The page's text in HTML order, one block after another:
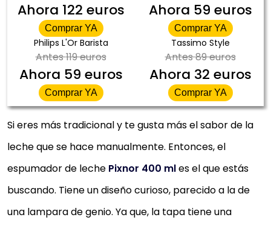
Ahora 122 euros
Comprar YA
Ahora 59 euros
Comprar YA
Philips L'Or Barista
Antes119 euros
Ahora 59 euros
Comprar YA
Tassimo Style
Antes89 euros
Ahora 32 euros
Comprar YA
Si eres más tradicional y te gusta más el sabor de la
leche que se hace manualmente. Entonces, el
espumador de leche Pixnor 400 mles el que estás
buscando. Tiene un diseño curioso, parecido a la de
una lampara de genio. Ya que, la tapa tiene una